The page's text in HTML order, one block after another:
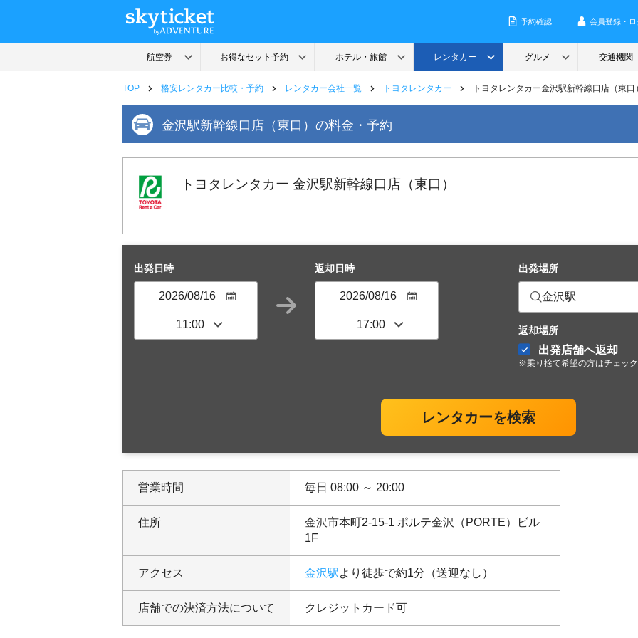
TOP 格安レンタカー比較・予約 レンタカー会社一覧 トヨタレンタカー トヨタレンタカー金沢駅新幹線口店（東口）
金沢駅新幹線口店（東口）の料金・予約
トヨタレンタカー 金沢駅新幹線口店（東口）
出発日時 返却日時 出発場所
金沢駅
返却場所
出発店舗へ返却
※乗り捨て希望の方はチェッ
レンタカーを検索
営業時間 毎日 08:00 ～ 20:00
住所
金沢市本町2-15-1 ポルテ金沢（PORTE）ビル
1F
アクセス 金沢駅より徒歩で約1分（送迎なし）
店舗での決済方法について クレジットカード可